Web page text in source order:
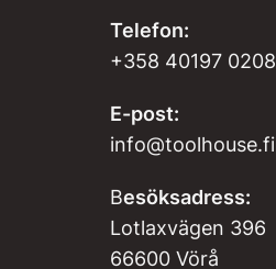
Telefon:
+358 40197 0208
E-post:
info@toolhouse.fi
Besöksadress:
Lotlaxvägen 396
66600 Vörå